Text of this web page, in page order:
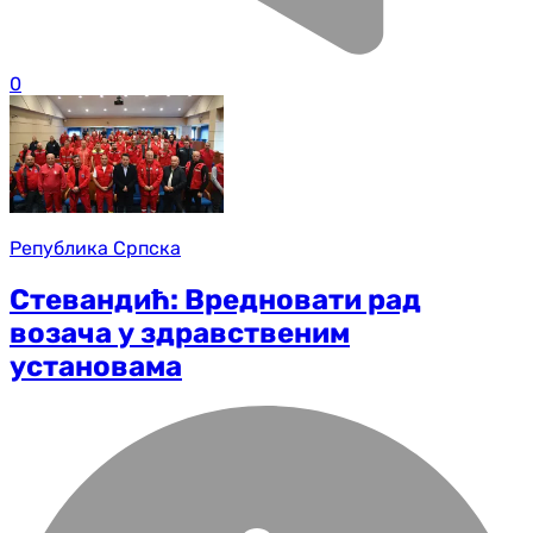
0
Република Српска
Стевандић: Вредновати рад
возача у здравственим
установама